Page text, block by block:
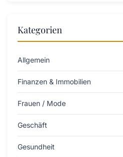
Kategorien
Allgemein
Finanzen & Immobilien
Frauen / Mode
Geschäft
Gesundheit